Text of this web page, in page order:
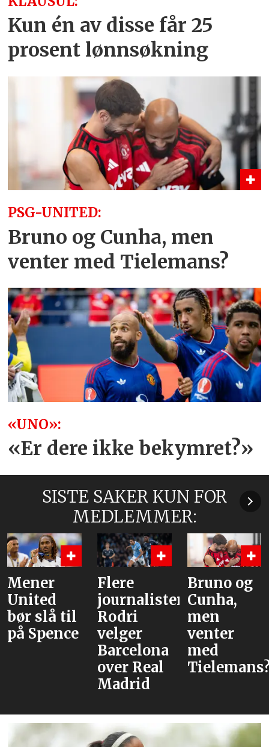
Kun én av disse får 25
prosent lønnsøkning
PSG-UNITED:
Bruno og Cunha, men
venter med Tielemans?
«UNO»:
«Er dere ikke bekymret?»
SISTE SAKER KUN FOR
MEDLEMMER:
slå til
Flere
journalister:
Rodri
velger
Barcelona
over Real
Madrid
Bruno og
Cunha,
men
venter
med
Tielemans?